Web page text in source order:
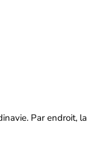
Par endroit, la